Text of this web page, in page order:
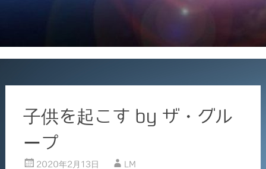
子供を起こす by ザ・グル
ープ
2020年2月13日 LM